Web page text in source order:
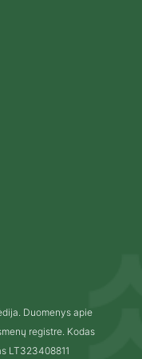
Duomenys apie
registre. Kodas
LT323408811